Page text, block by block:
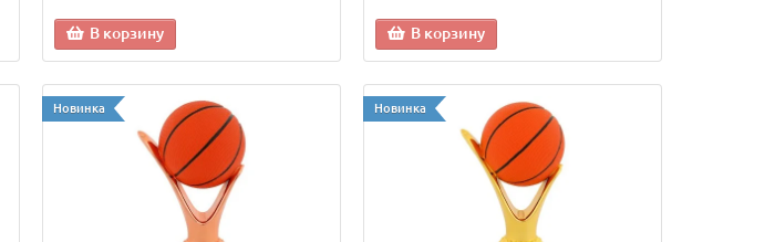
1 139грн.
В корзину
902грн.
В корзину
В корзину В корзину
Новинка Новинка